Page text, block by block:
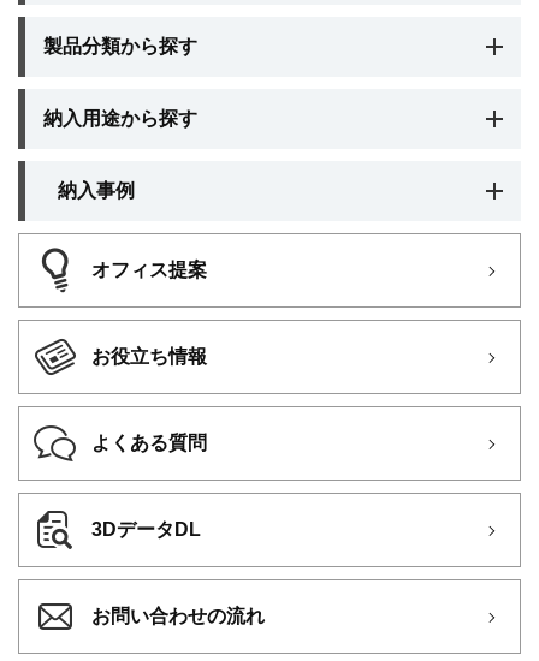
製品分類から探す
納入用途から探す
納入事例
オフィス提案
お役立ち情報
よくある質問
3DデータDL
お問い合わせの流れ